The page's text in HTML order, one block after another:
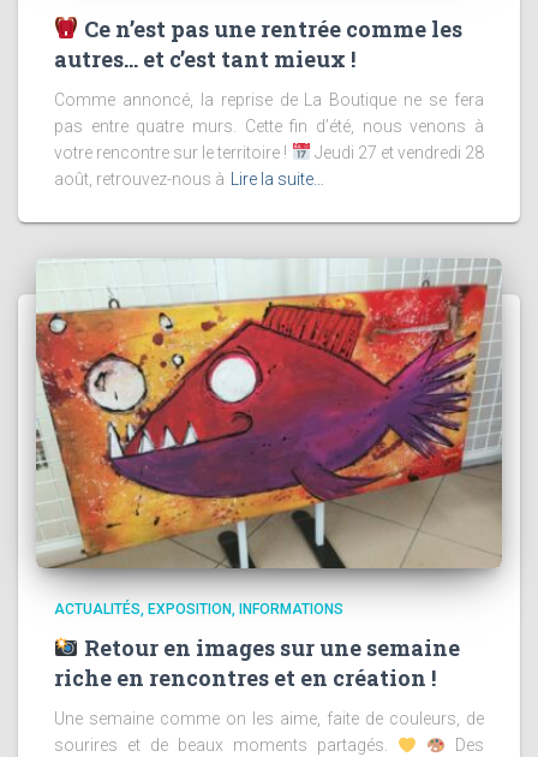
Ce n’est pas une rentrée comme les
autres… et c’est tant mieux !
Comme annoncé, la reprise de La Boutique ne se fera
pas entre quatre murs. Cette fin d’été, nous venons à
votre rencontre sur le territoire !
Jeudi 27 et vendredi 28
août, retrouvez-nous à
Lire la suite…
ACTUALITÉS EXPOSITION INFORMATIONS
Retour en images sur une semaine
riche en rencontres et en création !
Une semaine comme on les aime, faite de couleurs, de
sourires et de beaux moments partagés.
Des